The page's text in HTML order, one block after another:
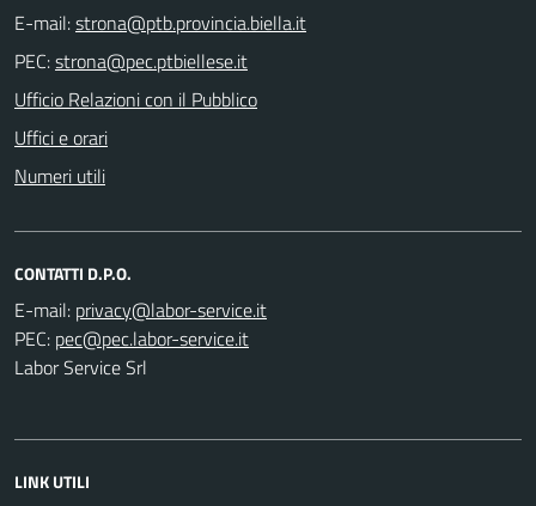
E-mail:
PEC:
Ufficio Relazioni con il Pubblico
Uffici e orari
Numeri utili
CONTATTI D.P.O.
E-mail:
PEC:
Labor Service Srl
LINK UTILI